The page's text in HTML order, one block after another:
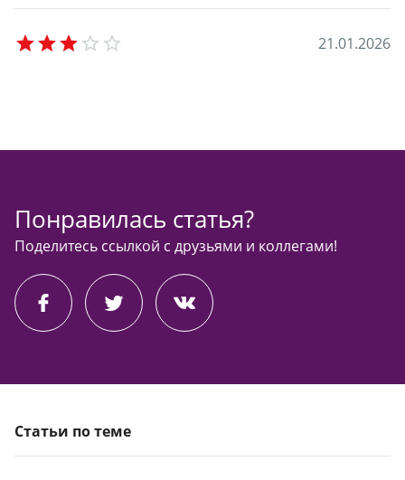
21.01.2026
Понравилась статья?
Поделитесь ссылкой с друзьями и коллегами!
Статьи по теме